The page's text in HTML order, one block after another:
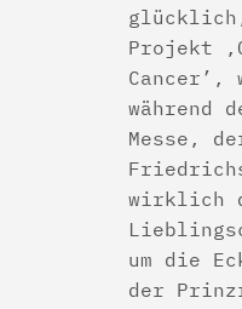
Projekt
Cancer’,
während
Messe,
wirklich
um die
der